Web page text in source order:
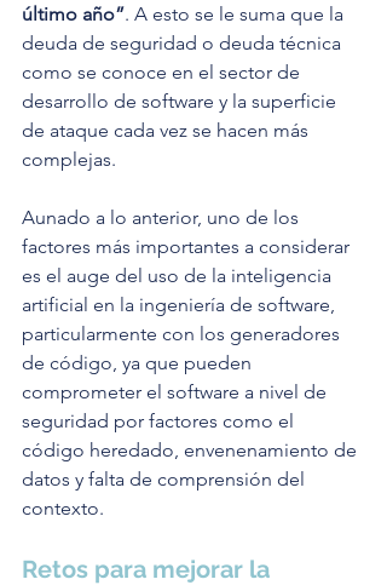
último año”. A esto se le suma que la
deuda de seguridad o deuda técnica
como se conoce en el sector de
desarrollo de software y la superficie
de ataque cada vez se hacen más
complejas.
Aunado a lo anterior, uno de los
factores más importantes a considerar
es el auge del uso de la inteligencia
artificial en la ingeniería de software,
particularmente con los generadores
de código, ya que pueden
comprometer el software a nivel de
seguridad por factores como el
código heredado, envenenamiento de
datos y falta de comprensión del
contexto.
Retos para mejorar la